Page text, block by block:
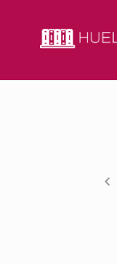
Inicio